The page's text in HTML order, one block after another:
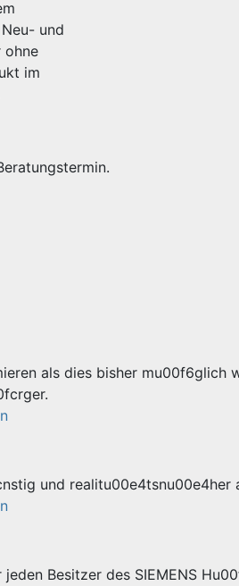
und
ohne
im
als dies bisher mu00f6glich
und realitu00e4tsnu00e4her
Besitzer des SIEMENS